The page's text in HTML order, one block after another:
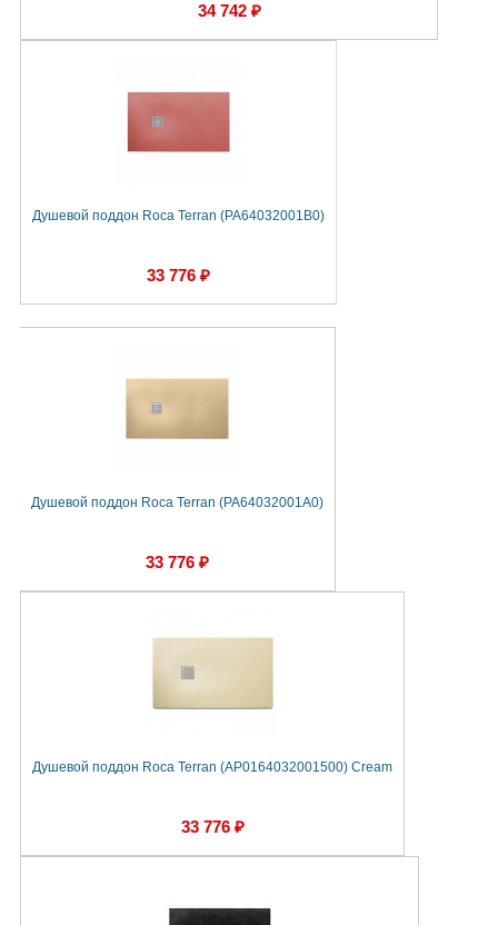
34 742 ₽
Душевой поддон Roca Terran (PA64032001B0)
33 776 ₽
Душевой поддон Roca Terran (PA64032001A0)
33 776 ₽
Душевой поддон Roca Terran (AP0164032001500) Cream
33 776 ₽